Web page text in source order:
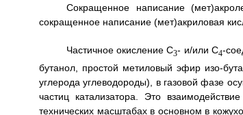
Сокращенное написание
сокращенное написание (мет)акриловая
Частичное окисление С3- и/или С4-
бутанол, простой метиловый эфир изо-
углерода углеводороды), в газовой фазе
частиц катализатора. Это
технических масштабах в основном в